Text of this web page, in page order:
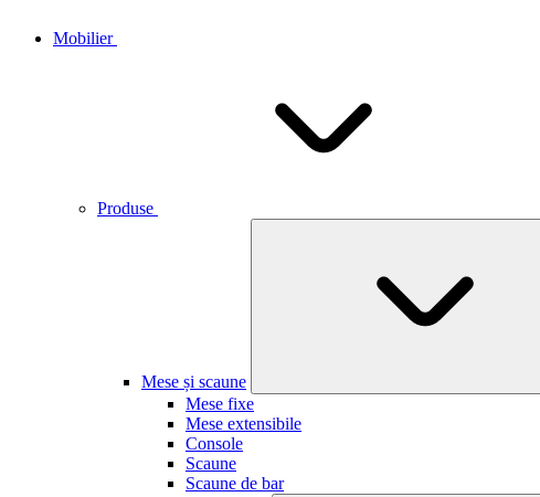
Mobilier
Produse
Mese și scaune
Mese fixe
Mese extensibile
Console
Scaune
Scaune de bar